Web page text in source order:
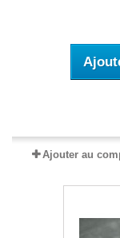
Ajouter au